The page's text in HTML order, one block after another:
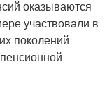
оказываются
участвовали в
поколений